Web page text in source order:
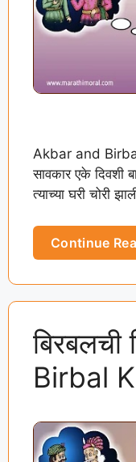
Akbar and
सावकार एके दिवशी
त्याच्या घरी चोरी
Continue
Birbal